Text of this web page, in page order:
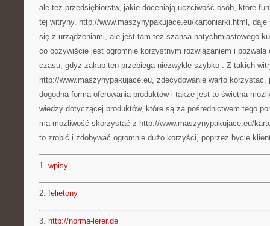
ale też przedsiębiorstw, jakie doceniają uczciwość osób, które
tej witryny. http://www.maszynypakujace.eu/kartoniarki.html,
się z urządzeniami, ale jest tam też szansa natychmiastowego
co oczywiście jest ogromnie korzystnym rozwiązaniem i
czasu, gdyż zakup ten przebiega niezwykle szybko . Z takich
http://www.maszynypakujace.eu, zdecydowanie warto
dogodna forma oferowania produktów i także jest to świetna
wiedzy dotyczącej produktów, które są za pośrednictwem tego
ma możliwość skorzystać z http://www.maszynypakujace.eu/
to zrobić i zdobywać ogromnie dużo korzyści, poprzez bycie
1. wpisy
2. felietony
3. http://norma-lerer.de